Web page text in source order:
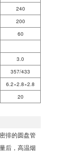
240
200
60
3.0
357/433
6.2×2.8×2.8
20
排的圆盘管
后，高温烟